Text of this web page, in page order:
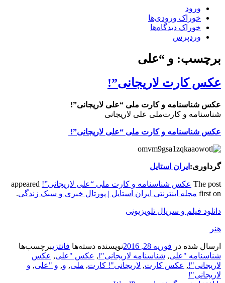
ورود
خوراک ورودی‌ها
خوراک دیدگاه‌ها
وردپرس
برچسب: و “علی
عکس کارت‌ لاریجانی”!
عکس شناسنامه و کارت‌ ملی “علی لاریجانی”!
شناسنامه و کارت‌ملی علی لاریجانی
عکس شناسنامه و کارت‌ ملی “علی لاریجانی”!
گرداوری: ایران استایل
The post عکس شناسنامه و کارت‌ ملی “علی لاریجانی”! appeared
first on مجله اینترنتی ایران استایل | پورتال خبری و سبک زندگی.
دانلود فیلم و سریال تلویزیونی
هنر
ارسال شده در فوریه 28, 2016 نویسنده دسته‌ها فانتزیبرچسب‌ها
شناسنامه "علی, شناسنامه لاریجانی"!, عکس "علی, عکس
لاریجانی"!, عکس کارت‌, لاریجانی"! کارت‌, ملی, و, و "علی, و
لاریجانی"!